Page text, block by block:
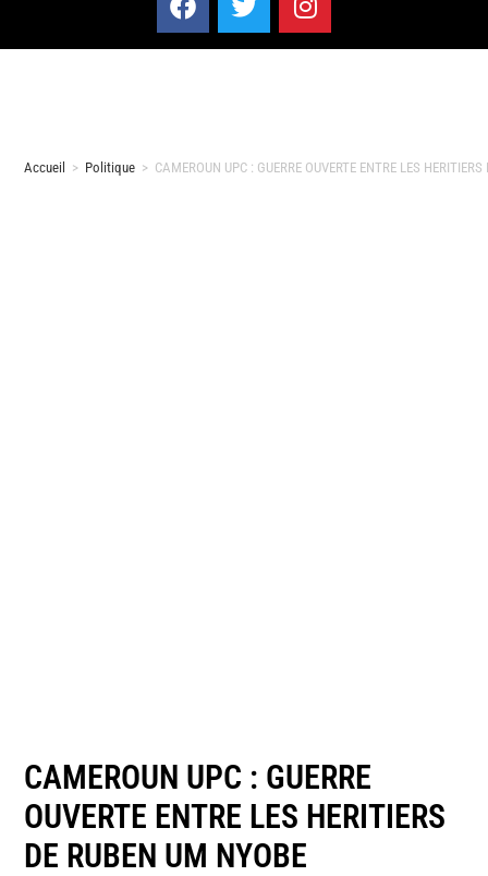
Accueil > Politique > CAMEROUN UPC : GUERRE OUVERTE ENTRE LES
CAMEROUN UPC : GUERRE
OUVERTE ENTRE LES HERITIERS
DE RUBEN UM NYOBE